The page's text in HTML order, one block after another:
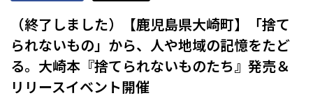
（終了しました）【鹿児島県大崎町】「捨て
られないもの」から、人や地域の記憶をたど
る。大崎本『捨てられないものたち』発売＆
リリースイベント開催